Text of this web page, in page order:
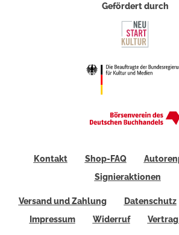
Gefördert durch
Kontakt Shop-FAQ
Signieraktionen
Versand und Zahlung Datenschutz
Impressum
Widerruf